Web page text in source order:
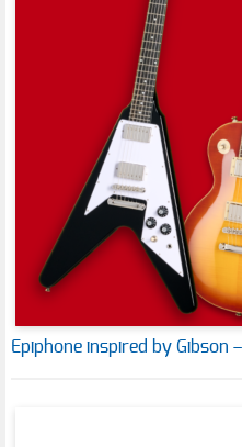
Epiphone inspired by Gibson